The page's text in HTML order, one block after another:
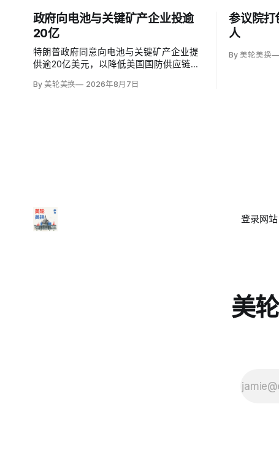
政府向电池与关键矿产企业投逾
20亿
特朗普政府同意向电池与关键矿产企业提
供逾20亿美元，以降低美国国防供应链对
司Sila Nanotechnologies提供14亿美元贷
By 美轮美换 2026年8月7日
参议院打
人
By 美轮美换
登录网
美